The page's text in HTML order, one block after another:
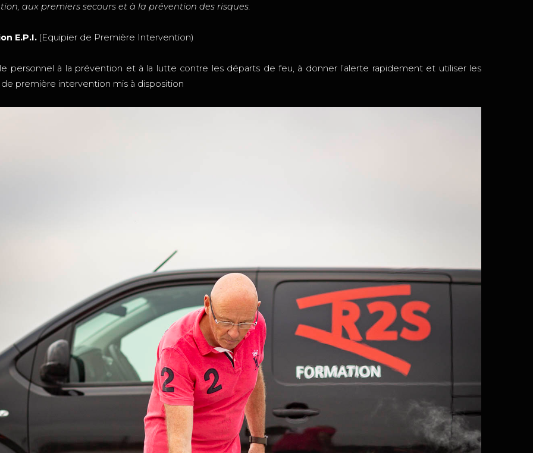
aux premiers secours et à la prévention des risques.
E.P.I. (Equipier de Première Intervention)
personnel à la prévention et à la lutte contre les départs de feu, à donner l’alerte rapidement et utiliser les
première intervention mis à disposition